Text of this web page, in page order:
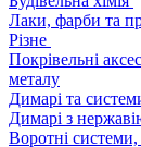
Лаки, фарби та
Різне
Покрівельні
металу
Димарі та
Димарі з
Воротні системи,